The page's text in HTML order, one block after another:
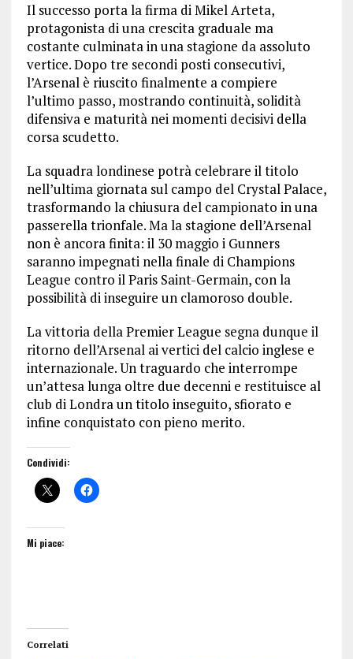
Il successo porta la firma di Mikel Arteta,
protagonista di una crescita graduale ma
costante culminata in una stagione da assoluto
vertice. Dopo tre secondi posti consecutivi,
l’Arsenal è riuscito finalmente a compiere
l’ultimo passo, mostrando continuità, solidità
difensiva e maturità nei momenti decisivi della
corsa scudetto.
La squadra londinese potrà celebrare il titolo
nell’ultima giornata sul campo del Crystal Palace,
trasformando la chiusura del campionato in una
passerella trionfale. Ma la stagione dell’Arsenal
non è ancora finita: il 30 maggio i Gunners
saranno impegnati nella finale di Champions
League contro il Paris Saint-Germain, con la
possibilità di inseguire un clamoroso double.
La vittoria della Premier League segna dunque il
ritorno dell’Arsenal ai vertici del calcio inglese e
internazionale. Un traguardo che interrompe
un’attesa lunga oltre due decenni e restituisce al
club di Londra un titolo inseguito, sfiorato e
infine conquistato con pieno merito.
Condividi:
Mi piace:
Correlati